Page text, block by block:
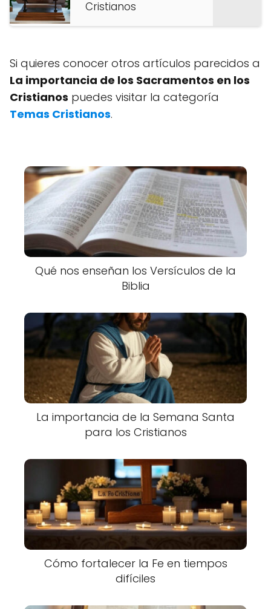
Cristianos
Si quieres conocer otros artículos parecidos a
La importancia de los Sacramentos en los
Cristianos puedes visitar la categoría
Temas Cristianos.
Qué nos enseñan los Versículos de la
Biblia
La importancia de la Semana Santa
para los Cristianos
Cómo fortalecer la Fe en tiempos
difíciles